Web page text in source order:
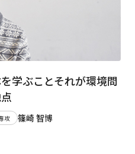
学ぶことそれが環境問
攻 篠崎 智博